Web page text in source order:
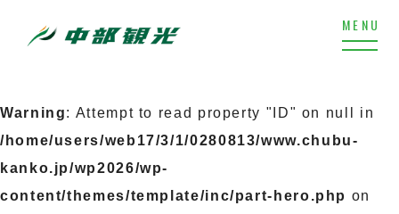
Warning: Attempt to read property "ID" on null in
/home/users/web17/3/1/0280813/www.chubu-
kanko.jp/wp2026/wp-
content/themes/template/inc/part-hero.php on